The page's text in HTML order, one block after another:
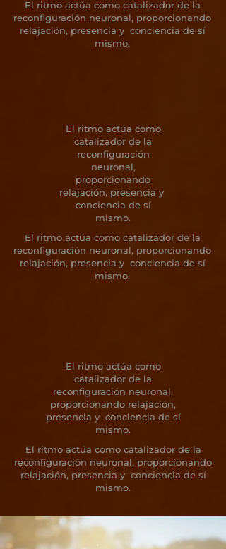
El ritmo actúa como catalizador de la
reconfiguración neuronal, proporcionando
relajación, presencia y conciencia de sí
mismo.
El ritmo actúa como
catalizador de la
reconfiguración
neuronal,
proporcionando
relajación, presencia y
conciencia de sí
mismo.
El ritmo actúa como catalizador de la
reconfiguración neuronal, proporcionando
relajación, presencia y conciencia de sí
mismo.
El ritmo actúa como
catalizador de la
reconfiguración neuronal,
proporcionando relajación,
presencia y conciencia de sí
mismo.
El ritmo actúa como catalizador de la
reconfiguración neuronal, proporcionando
relajación, presencia y conciencia de sí
mismo.